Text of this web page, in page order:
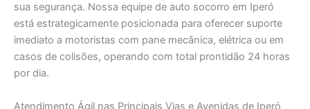
sua segurança. Nossa equipe de auto socorro em Iperó
está estrategicamente posicionada para oferecer suporte
imediato a motoristas com pane mecânica, elétrica ou em
casos de colisões, operando com total prontidão 24 horas
por dia.
Atendimento Ágil nas Principais Vias e Avenidas de Iperó